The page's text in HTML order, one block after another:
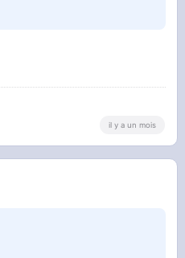
il y a un mois